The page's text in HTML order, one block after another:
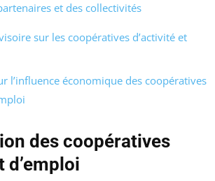
et des collectivités
sur les coopératives d’activité et
l’influence économique des coopératives
des coopératives
d’emploi